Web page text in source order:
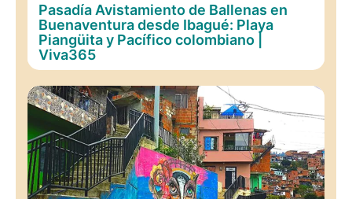
Pasadía Avistamiento de Ballenas en
Buenaventura desde Ibagué: Playa
Piangüita y Pacífico colombiano |
Viva365